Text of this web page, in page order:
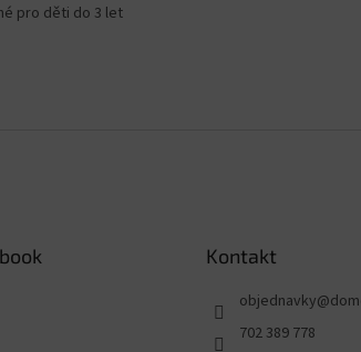
pro děti do 3 let
Kontakt
objednavky@
702 389 778